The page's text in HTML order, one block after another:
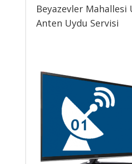
Beyazevler Mahallesi
Anten Uydu Servisi